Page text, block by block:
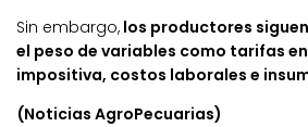
Sin embargo, los productores
el peso de variables como tarifas
impositiva, costos laborales e
(Noticias AgroPecuarias)